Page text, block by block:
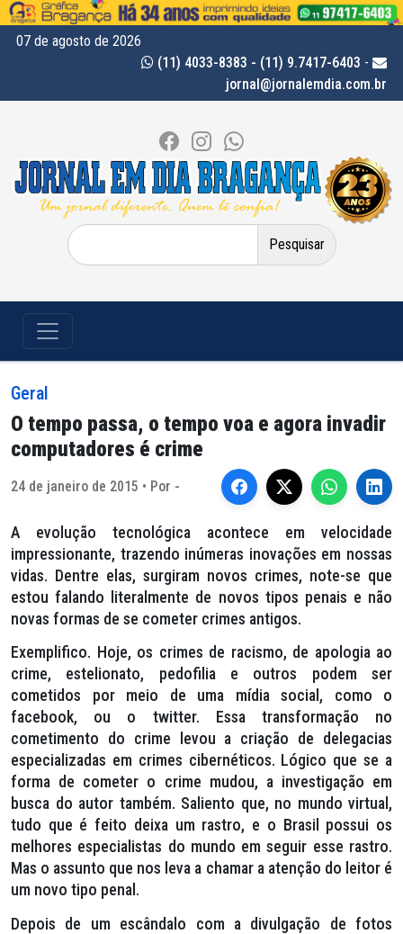
07 de agosto de 2026
(11) 4033-8383 - (11) 9.7417-6403 -
jornal@jornalemdia.com.br
Pesquisar
por:
Geral
O tempo passa, o tempo voa e agora invadir
computadores é crime
24 de janeiro de 2015 • Por -
A evolução tecnológica acontece em velocidade
impressionante, trazendo inúmeras inovações em nossas
vidas. Dentre elas, surgiram novos crimes, note-se que
estou falando literalmente de novos tipos penais e não
novas formas de se cometer crimes antigos.
Exemplifico. Hoje, os crimes de racismo, de apologia ao
crime, estelionato, pedofilia e outros podem ser
cometidos por meio de uma mídia social, como o
facebook, ou o twitter. Essa transformação no
cometimento do crime levou a criação de delegacias
especializadas em crimes cibernéticos. Lógico que se a
forma de cometer o crime mudou, a investigação em
busca do autor também. Saliento que, no mundo virtual,
tudo que é feito deixa um rastro, e o Brasil possui os
melhores especialistas do mundo em seguir esse rastro.
Mas o assunto que nos leva a chamar a atenção do leitor é
um novo tipo penal.
Depois de um escândalo com a divulgação de fotos